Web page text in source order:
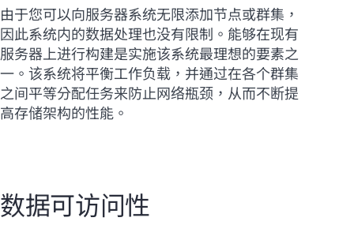
由于您可以向服务器系统无限添加节点或群集，
因此系统内的数据处理也没有限制。能够在现有
服务器上进行构建是实施该系统最理想的要素之
一。该系统将平衡工作负载，并通过在各个群集
之间平等分配任务来防止网络瓶颈，从而不断提
高存储架构的性能。
数据可访问性